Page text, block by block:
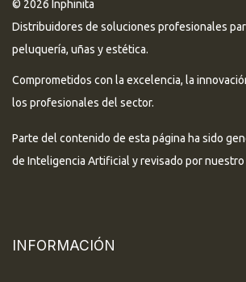
© 2026 Inphinita
Distribuidores de soluciones profesionales
peluquería, uñas y estética.
Comprometidos con la excelencia, la
los profesionales del sector.
Parte del contenido de esta página ha sido
de Inteligencia Artificial y revisado por nuestro
INFORMACIÓN